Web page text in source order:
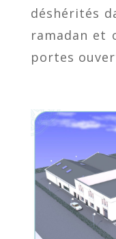
déshérités
ramadan et
portes